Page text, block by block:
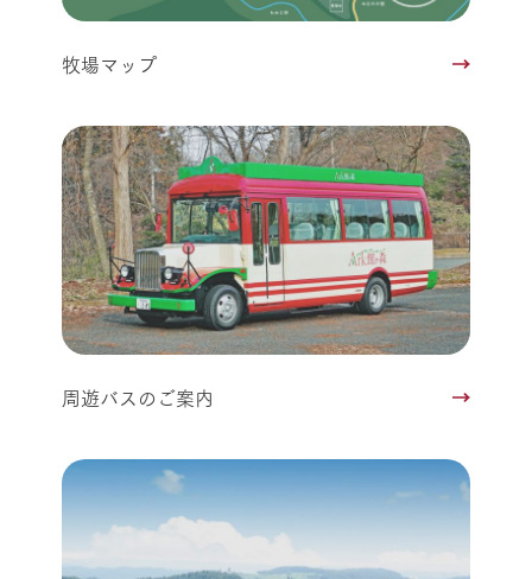
牧場マップ
周遊バスのご案内